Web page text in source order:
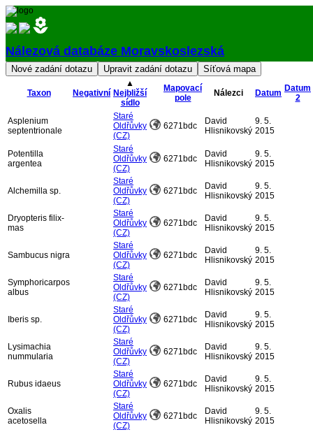
Nálezová databáze Moravskoslezská
Přihlásit
Taxon Negativní
▲
Nejbližší
sídlo
Mapovací
pole
Nálezci Datum Datum
2
Asplenium
septentrionale
Staré
Oldřůvky
(CZ)
6271bdc
David
Hlisnikovský
9. 5.
2015
Potentilla
argentea
Staré
Oldřůvky
(CZ)
6271bdc
David
Hlisnikovský
9. 5.
2015
Alchemilla sp.
Staré
Oldřůvky
(CZ)
6271bdc
David
Hlisnikovský
9. 5.
2015
Dryopteris filix-
mas
Staré
Oldřůvky
(CZ)
6271bdc
David
Hlisnikovský
9. 5.
2015
Sambucus nigra
Staré
Oldřůvky
(CZ)
6271bdc
David
Hlisnikovský
9. 5.
2015
Symphoricarpos
albus
Staré
Oldřůvky
(CZ)
6271bdc
David
Hlisnikovský
9. 5.
2015
Iberis sp.
Staré
Oldřůvky
(CZ)
6271bdc
David
Hlisnikovský
9. 5.
2015
Lysimachia
nummularia
Staré
Oldřůvky
(CZ)
6271bdc
David
Hlisnikovský
9. 5.
2015
Rubus idaeus
Staré
Oldřůvky
(CZ)
6271bdc
David
Hlisnikovský
9. 5.
2015
Oxalis
acetosella
Staré
Oldřůvky
(CZ)
6271bdc
David
Hlisnikovský
9. 5.
2015